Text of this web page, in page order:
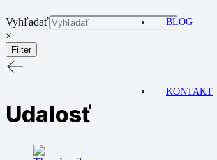
BLOG
KONTAKT
Vyhľadať
×
Filter
Udalosť